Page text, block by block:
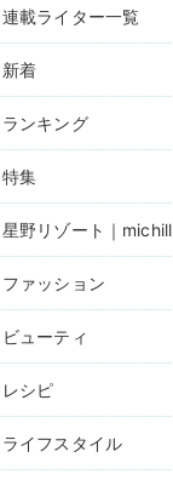
連載ライター一覧
新着
ランキング
特集
星野リゾート｜michill
ファッション
ビューティ
レシピ
ライフスタイル